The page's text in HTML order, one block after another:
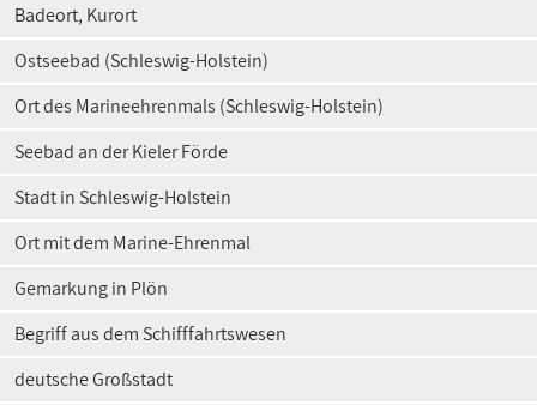
Badeort, Kurort
Ostseebad (Schleswig-Holstein)
Ort des Marineehrenmals (Schleswig-Holstein)
Seebad an der Kieler Förde
Stadt in Schleswig-Holstein
Ort mit dem Marine-Ehrenmal
Gemarkung in Plön
Begriff aus dem Schifffahrtswesen
deutsche Großstadt